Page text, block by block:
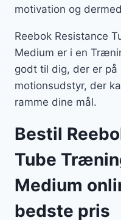
motivation og
Reebok Resistance
Medium er i en
godt til dig, der er
motionsudstyr, der
ramme dine mål.
Bestil
Tube
Medium
bedste pris